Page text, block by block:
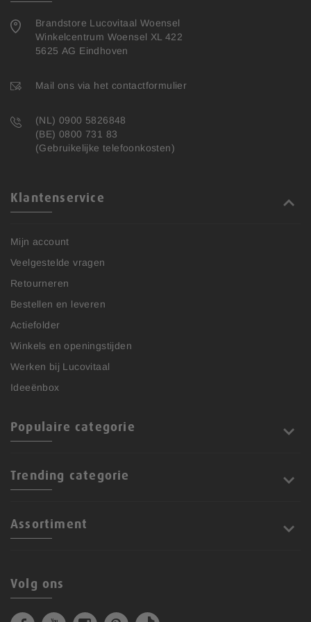
Brandstore Lucovitaal Woensel
Winkelcentrum Woensel XL 422
5625 AG Eindhoven
Mail ons via het contactformulier
(NL) 0900 5826848
(BE) 0800 731 83
(Gebruikelijke telefoonkosten)
Klantenservice
Mijn account
Veelgestelde vragen
Retourneren
Bestellen en leveren
Actiefolder
Winkels en openingstijden
Werken bij Lucovitaal
Ideeënbox
Populaire categorie
Trending categorie
Assortiment
Volg ons